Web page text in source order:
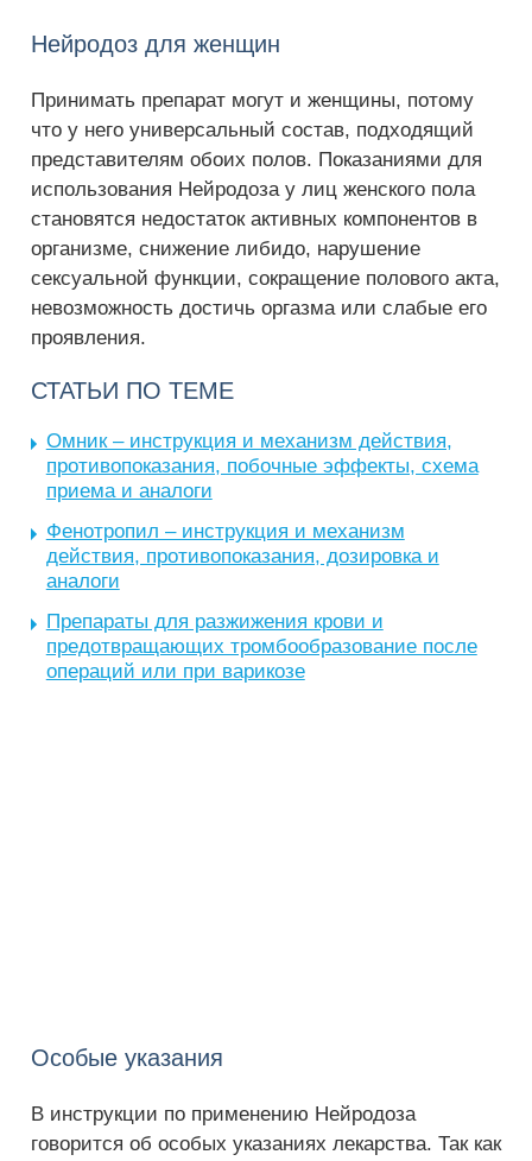
Нейродоз для женщин
Принимать препарат могут и женщины, потому
что у него универсальный состав, подходящий
представителям обоих полов. Показаниями для
использования Нейродоза у лиц женского пола
становятся недостаток активных компонентов в
организме, снижение либидо, нарушение
сексуальной функции, сокращение полового акта,
невозможность достичь оргазма или слабые его
проявления.
СТАТЬИ ПО ТЕМЕ
Омник – инструкция и механизм действия,
противопоказания, побочные эффекты, схема
приема и аналоги
Фенотропил – инструкция и механизм
действия, противопоказания, дозировка и
аналоги
Препараты для разжижения крови и
предотвращающих тромбообразование после
операций или при варикозе
Особые указания
В инструкции по применению Нейродоза
говорится об особых указаниях лекарства. Так как